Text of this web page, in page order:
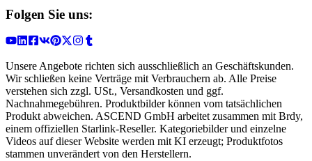
Folgen Sie uns:
Unsere Angebote richten sich ausschließlich an Geschäftskunden.
Wir schließen keine Verträge mit Verbrauchern ab. Alle Preise
verstehen sich zzgl. USt., Versandkosten und ggf.
Nachnahmegebühren. Produktbilder können vom tatsächlichen
Produkt abweichen. ASCEND GmbH arbeitet zusammen mit Brdy,
einem offiziellen Starlink-Reseller. Kategoriebilder und einzelne
Videos auf dieser Website werden mit KI erzeugt; Produktfotos
stammen unverändert von den Herstellern.